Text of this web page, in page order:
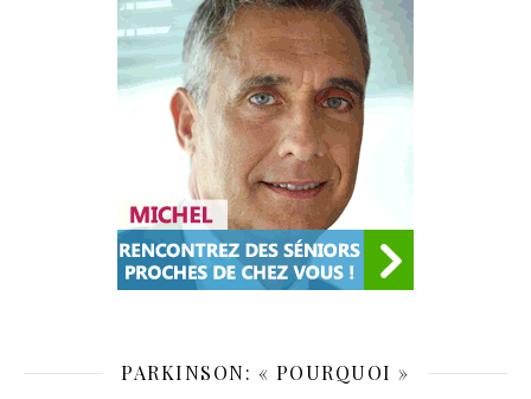
PARKINSON: « POURQUOI »